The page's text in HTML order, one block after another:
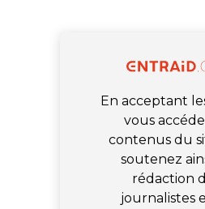
En acceptant
vous
contenus du
soutenez
rédaction
journalistes